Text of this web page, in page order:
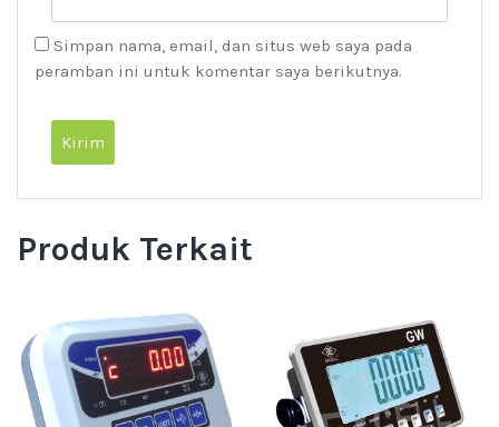
Simpan nama, email, dan situs web saya pada
peramban ini untuk komentar saya berikutnya.
Produk Terkait